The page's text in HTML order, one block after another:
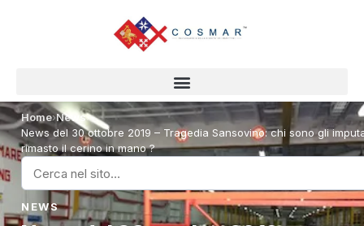
Home›News›
News del 30 ottobre 2019 – Tragedia Sansovino: chi sono gli
rimasto il cerino in mano ?
NEWS